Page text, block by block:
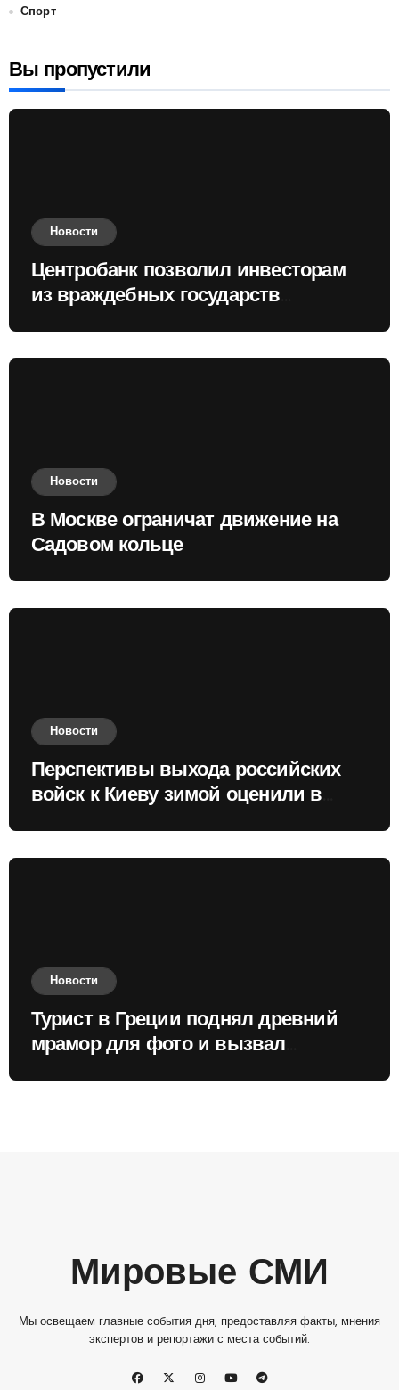
Спорт
Вы пропустили
Новости
Центробанк позволил инвесторам
из враждебных государств
Новости
В Москве ограничат движение на
Садовом кольце
Новости
Перспективы выхода российских
войск к Киеву зимой оценили в
Новости
Турист в Греции поднял древний
мрамор для фото и вызвал
Мировые СМИ
Мы освещаем главные события дня, предоставляя факты, мнения
экспертов и репортажи с места событий.